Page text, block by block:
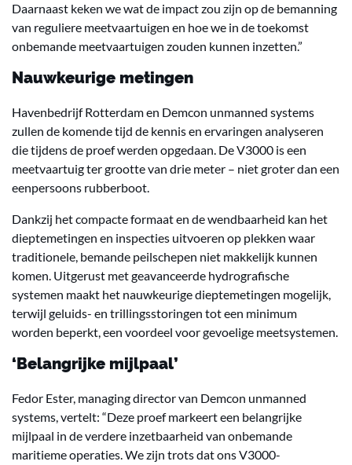
Daarnaast keken we wat de impact zou zijn op de bemanning
van reguliere meetvaartuigen en hoe we in de toekomst
onbemande meetvaartuigen zouden kunnen inzetten.”
Nauwkeurige metingen
Havenbedrijf Rotterdam en Demcon unmanned systems
zullen de komende tijd de kennis en ervaringen analyseren
die tijdens de proef werden opgedaan. De V3000 is een
meetvaartuig ter grootte van drie meter – niet groter dan een
eenpersoons rubberboot.
Dankzij het compacte formaat en de wendbaarheid kan het
dieptemetingen en inspecties uitvoeren op plekken waar
traditionele, bemande peilschepen niet makkelijk kunnen
komen. Uitgerust met geavanceerde hydrografische
systemen maakt het nauwkeurige dieptemetingen mogelijk,
terwijl geluids- en trillingsstoringen tot een minimum
worden beperkt, een voordeel voor gevoelige meetsystemen.
‘Belangrijke mijlpaal’
Fedor Ester, managing director van Demcon unmanned
systems, vertelt: “Deze proef markeert een belangrijke
mijlpaal in de verdere inzetbaarheid van onbemande
maritieme operaties. We zijn trots dat ons V3000-